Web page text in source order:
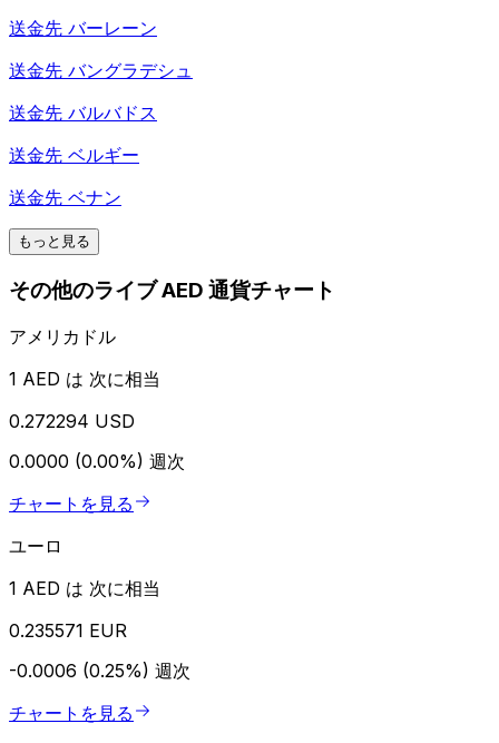
送金先 バーレーン
送金先 バングラデシュ
送金先 バルバドス
送金先 ベルギー
送金先 ベナン
もっと見る
その他のライブ AED 通貨チャート
アメリカドル
1 AED は 次に相当
0.272294 USD
0.0000 (0.00%) 週次
チャートを見る
ユーロ
1 AED は 次に相当
0.235571 EUR
-0.0006 (0.25%) 週次
チャートを見る